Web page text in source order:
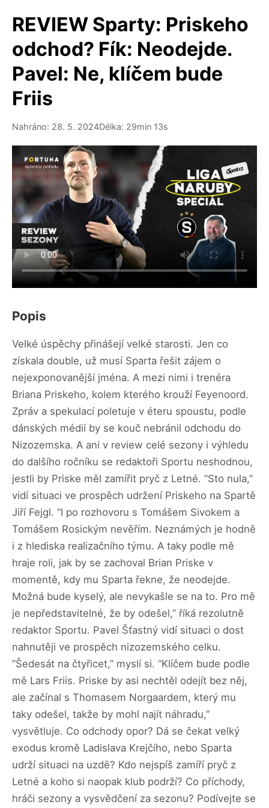
REVIEW Sparty: Priskeho
odchod? Fík: Neodejde.
Pavel: Ne, klíčem bude
Friis
Nahráno: 28. 5. 2024Délka: 29min 13s
Popis
Velké úspěchy přinášejí velké starosti. Jen co
získala double, už musí Sparta řešit zájem o
nejexponovanější jména. A mezi nimi i trenéra
Briana Priskeho, kolem kterého krouží Feyenoord.
Zpráv a spekulací poletuje v éteru spoustu, podle
dánských médií by se kouč nebránil odchodu do
Nizozemska. A ani v review celé sezony i výhledu
do dalšího ročníku se redaktoři Sportu neshodnou,
jestli by Priske měl zamířit pryč z Letné. “Sto nula,”
vidí situaci ve prospěch udržení Priskeho na Spartě
Jiří Fejgl. “I po rozhovoru s Tomášem Sivokem a
Tomášem Rosickým nevěřím. Neznámých je hodně
i z hlediska realizačního týmu. A taky podle mě
hraje roli, jak by se zachoval Brian Priske v
momentě, kdy mu Sparta řekne, že neodejde.
Možná bude kyselý, ale nevykašle se na to. Pro mě
je nepředstavitelné, že by odešel,” říká rezolutně
redaktor Sportu. Pavel Šťastný vidí situaci o dost
nahnutěji ve prospěch nizozemského celku.
“Šedesát na čtyřicet,” myslí si. “Klíčem bude podle
mě Lars Friis. Priske by asi nechtěl odejít bez něj,
ale začínal s Thomasem Norgaardem, který mu
taky odešel, takže by mohl najít náhradu,”
vysvětluje. Co odchody opor? Dá se čekat velký
exodus kromě Ladislava Krejčího, nebo Sparta
udrží situaci na uzdě? Kdo nejspíš zamíří pryč z
Letné a koho si naopak klub podrží? Co příchody,
hráči sezony a vysvědčení za sezonu? Podívejte se